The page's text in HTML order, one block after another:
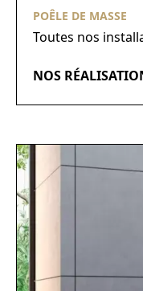
POÊLE DE MASSE
Toutes nos
NOS